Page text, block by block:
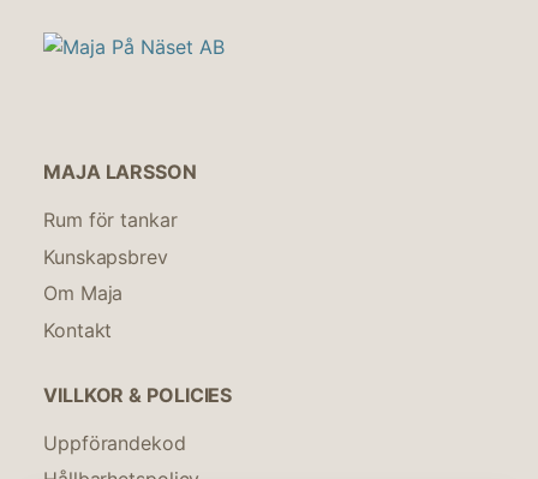
MAJA LARSSON
Rum för tankar
Kunskapsbrev
Om Maja
Kontakt
VILLKOR & POLICIES
Uppförandekod